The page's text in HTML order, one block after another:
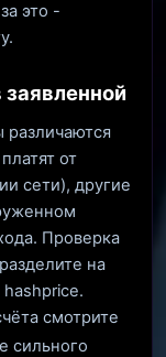
это -
заявленной
различаются
от
сети), другие
Проверка
на
смотрите
сильного